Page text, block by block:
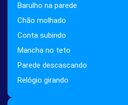
Barulho na parede
Chão molhado
Conta subindo
Mancha no teto
Parede descascando
Relógio girando